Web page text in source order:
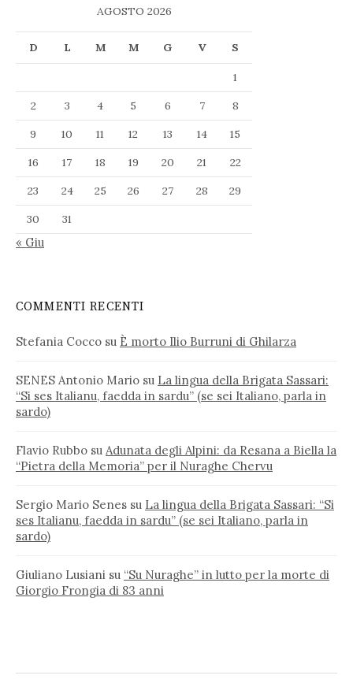
AGOSTO 2026
D L M M G V S
1
2
3 4 5 6 7
8
9
10 11 12 13 14
15
16
17 18 19 20 21
22
23
24 25 26 27 28
29
30
31
« Giu
COMMENTI RECENTI
Stefania Cocco su È morto Ilio Burruni di Ghilarza
SENES Antonio Mario su La lingua della Brigata Sassari:
“Si ses Italianu, faedda in sardu” (se sei Italiano, parla in
sardo)
Flavio Rubbo su Adunata degli Alpini: da Resana a Biella la
“Pietra della Memoria” per il Nuraghe Chervu
Sergio Mario Senes su La lingua della Brigata Sassari: “Si
ses Italianu, faedda in sardu” (se sei Italiano, parla in
sardo)
Giuliano Lusiani su “Su Nuraghe” in lutto per la morte di
Giorgio Frongia di 83 anni